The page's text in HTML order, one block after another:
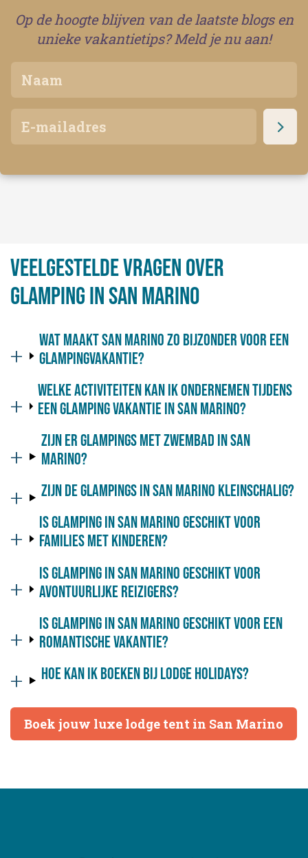
Op de hoogte blijven van de laatste blogs en
unieke vakantietips? Meld je nu aan!
Veelgestelde vragen over
glamping in San Marino
Wat maakt San Marino zo bijzonder voor een
glampingvakantie?
Welke activiteiten kan ik ondernemen tijdens
een glamping vakantie in San Marino?
Zijn er glampings met zwembad in San
Marino?
Zijn de glampings in San Marino kleinschalig?
Is glamping in San Marino geschikt voor
families met kinderen?
Is glamping in San Marino geschikt voor
avontuurlijke reizigers?
Is glamping in San Marino geschikt voor een
romantische vakantie?
Hoe kan ik boeken bij Lodge Holidays?
Boek jouw luxe lodge tent in San Marino